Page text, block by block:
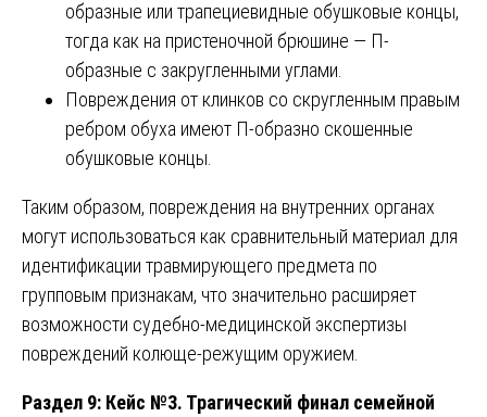
образные или трапециевидные обушковые концы,
тогда как на пристеночной брюшине — П-
образные с закругленными углами.
Повреждения от клинков со скругленным правым
ребром обуха имеют П-образно скошенные
обушковые концы.
Таким образом, повреждения на внутренних органах
могут использоваться как сравнительный материал для
идентификации травмирующего предмета по
групповым признакам, что значительно расширяет
возможности судебно-медицинской экспертизы
повреждений колюще-режущим оружием.
Раздел 9: Кейс №3. Трагический финал семейной